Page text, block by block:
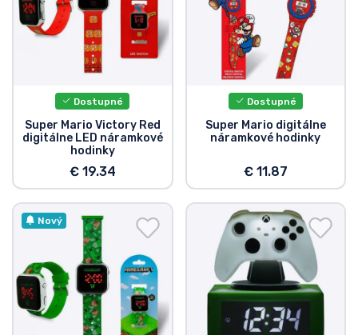
Dostupné
Super Mario Victory Red
digitálne LED náramkové
hodinky
€ 19.34
Dostupné
Super Mario digitálne
náramkové hodinky
€ 11.87
Nový